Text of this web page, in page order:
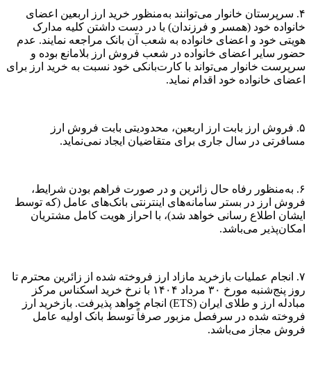
۴. سرپرستان خانوار می‌توانند به‌منظور خرید ارز اربعین اعضای
خانواده خود (همسر و فرزندان) با در دست داشتن کلیه مدارک
هویتی خود و اعضای خانواده به شعب آن بانک مراجعه نمایند. عدم
حضور سایر اعضای خانواده در شعب فروش ارز بلامانع بوده و
سرپرست خانوار می‌تواند با کارت‌بانکی خود نسبت به خرید ارز برای
اعضای خانواده خود اقدام نماید.
۵. فروش ارز بابت ارز اربعین، محدودیتی بابت فروش ارز
مسافرتی در سال جاری برای متقاضیان ایجاد نمی‌نماید.
۶. به‌منظور رفاه حال زائرین و در صورت فراهم بودن شرایط،
فروش ارز در بستر سامانه‌های اینترنتی بانک‌های عامل (که توسط
ایشان اطلاع رسانی خواهد شد)، با احراز هویت کامل مشتریان
امکان‌پذیر می‌باشد.
۷. انجام عملیات بازخرید مازاد ارز فروخته شده از زائرین محترم تا
روز پنج‌شنبه مورخ ۳۰ مرداد ۱۴۰۴ با نرخ خرید اسکناس مرکز
مبادله ارز و طلای ایران (ETS) انجام خواهد پذیرفت. بازخرید ارز
فروخته شده در سرفصل مزبور صرفاً توسط بانک اولیه عامل
فروش مجاز می‌باشد.